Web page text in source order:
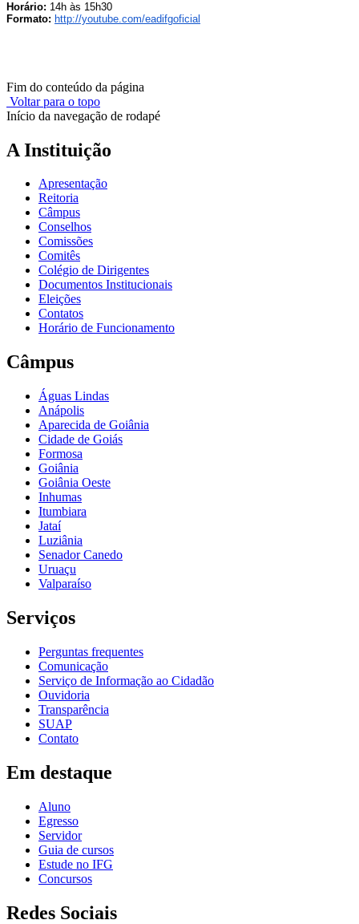
Horário: 14h às 15h30
Formato: http://youtube.com/eadifgoficial
Fim do conteúdo da página
Voltar para o topo
Início da navegação de rodapé
A Instituição
Apresentação
Reitoria
Câmpus
Conselhos
Comissões
Comitês
Colégio de Dirigentes
Documentos Institucionais
Eleições
Contatos
Horário de Funcionamento
Câmpus
Águas Lindas
Anápolis
Aparecida de Goiânia
Cidade de Goiás
Formosa
Goiânia
Goiânia Oeste
Inhumas
Itumbiara
Jataí
Luziânia
Senador Canedo
Uruaçu
Valparaíso
Serviços
Perguntas frequentes
Comunicação
Serviço de Informação ao Cidadão
Ouvidoria
Transparência
SUAP
Contato
Em destaque
Aluno
Egresso
Servidor
Guia de cursos
Estude no IFG
Concursos
Redes Sociais